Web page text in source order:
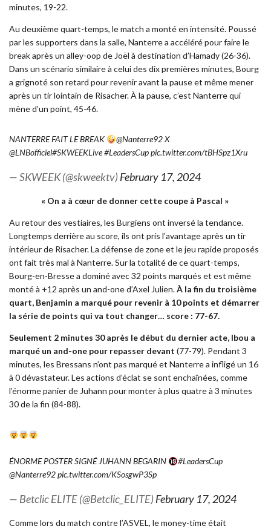
minutes, 19-22.
Au deuxième quart-temps, le match a monté en intensité. Poussé
par les supporters dans la salle, Nanterre a accéléré pour faire le
break après un alley-oop de Joël à destination d’Hamady (26-36).
Dans un scénario similaire à celui des dix premières minutes, Bourg
a grignoté son retard pour revenir avant la pause et même mener
après un tir lointain de Risacher. À la pause, c’est Nanterre qui
mène d’un point, 45-46.
NANTERRE FAIT LE BREAK @Nanterre92X
@LNBofficiel#SKWEEKLive#LeadersCuppic.twitter.com/tBHSpz1Xru
— SKWEEK (@skweektv)February 17, 2024
« On a à cœur de donner cette coupe à Pascal »
Au retour des vestiaires, les Burgiens ont inversé la tendance.
Longtemps derrière au score, ils ont pris l’avantage après un tir
intérieur de Risacher. La défense de zone et le jeu rapide proposés
ont fait très mal à Nanterre. Sur la totalité de ce quart-temps,
Bourg-en-Bresse a dominé avec 32 points marqués et est même
monté à +12 après un and-one d’Axel Julien.À la fin du troisième
quart, Benjamin a marqué pour revenir à 10 points et démarrer
la série de points qui va tout changer… score : 77-67.
Seulement 2 minutes 30 après le début du dernier acte, Ibou a
marqué un and-one pour repasser devant (77-79). Pendant 3
minutes, les Bressans n’ont pas marqué et Nanterre a infligé un 16
à 0 dévastateur. Les actions d’éclat se sont enchaînées, comme
l’énorme panier de Juhann pour monter à plus quatre à 3 minutes
30 de la fin (84-88).
ÉNORME POSTER SIGNÉ JUHANN BEGARIN
#LeadersCup
@Nanterre92pic.twitter.com/KSosgwP3Sp
— Betclic ELITE (@Betclic_ELITE)February 17, 2024
Comme lors du match contre l’ASVEL, le money-time était